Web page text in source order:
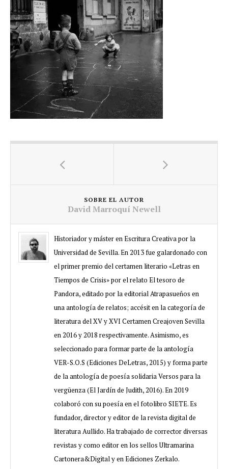
SOBRE EL AUTOR
David Marroquí Newell
Historiador y máster en Escritura Creativa por la
Universidad de Sevilla. En 2013 fue galardonado con
el primer premio del certamen literario «Letras en
Tiempos de Crisis» por el relato El tesoro de
Pandora, editado por la editorial Atrapasueños en
una antología de relatos; accésit en la categoría de
literatura del XV y XVI Certamen Creajoven Sevilla
en 2016 y 2018 respectivamente. Asimismo, es
seleccionado para formar parte de la antología
VER-S.O.S (Ediciones DeLetras, 2015) y forma parte
de la antología de poesía solidaria Versos para la
vergüenza (El Jardín de Judith, 2016). En 2019
colaboró con su poesía en el fotolibro SIETE. Es
fundador, director y editor de la revista digital de
literatura Aullido. Ha trabajado de corrector diversas
revistas y como editor en los sellos Ultramarina
Cartonera&Digital y en Ediciones Zerkalo.